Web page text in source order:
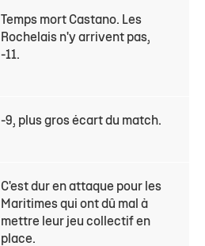
Temps mort Castano. Les
Rochelais n'y arrivent pas,
-11.
-9, plus gros écart du match.
C'est dur en attaque pour les
Maritimes qui ont dû mal à
mettre leur jeu collectif en
place.